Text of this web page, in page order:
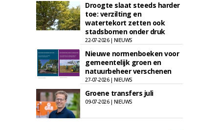
Droogte slaat steeds harder
toe: verzilting en
watertekort zetten ook
stadsbomen onder druk
22-07-2026 | NIEUWS
Nieuwe normenboeken voor
gemeentelijk groen en
natuurbeheer verschenen
27-07-2026 | NIEUWS
Groene transfers juli
09-07-2026 | NIEUWS